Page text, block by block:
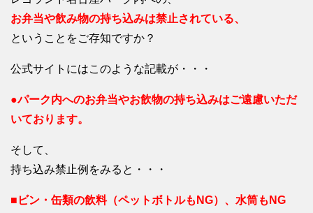
お弁当や飲み物の持ち込みは禁止されている、
ということをご存知ですか？
公式サイトにはこのような記載が・・・
●パーク内へのお弁当やお飲物の持ち込みはご遠慮いただ
いております。
そして、
持ち込み禁止例をみると・・・
■ビン・缶類の飲料（ペットボトルもNG）、水筒もNG